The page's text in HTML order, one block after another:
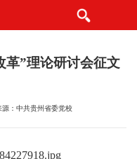
革”理论研讨会征文
源：中共贵州省委党校